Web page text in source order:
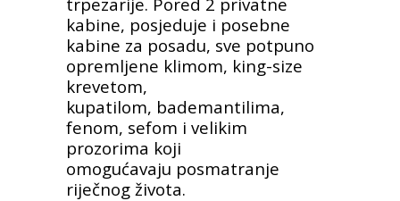
kabine, posjeduje i posebne
kabine za posadu, sve potpuno
opremljene klimom, king-size
krevetom,
kupatilom, bademantilima,
fenom, sefom i velikim
prozorima koji
omogućavaju posmatranje
riječnog života.